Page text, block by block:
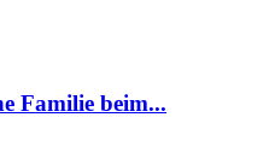
Familie beim...